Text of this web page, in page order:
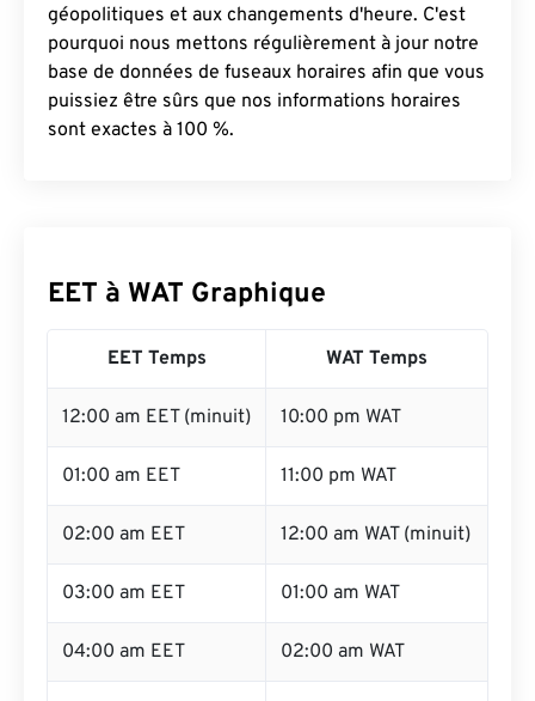
géopolitiques et aux changements d'heure. C'est
pourquoi nous mettons régulièrement à jour notre
base de données de fuseaux horaires afin que vous
puissiez être sûrs que nos informations horaires
sont exactes à 100 %.
EET à WAT Graphique
EET Temps WAT Temps
12:00 am EET (minuit) 10:00 pm WAT
01:00 am EET 11:00 pm WAT
02:00 am EET 12:00 am WAT (minuit)
03:00 am EET 01:00 am WAT
04:00 am EET 02:00 am WAT